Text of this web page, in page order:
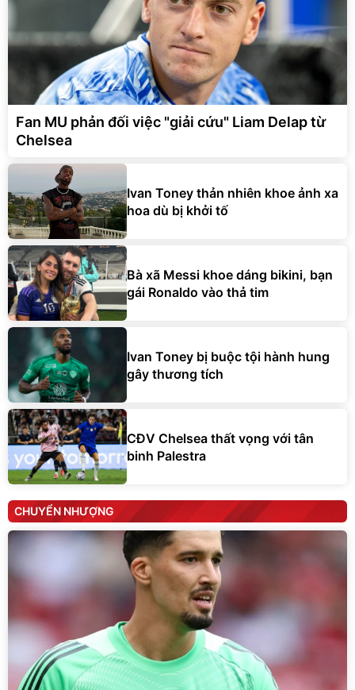
Fan MU phản đối việc "giải cứu" Liam Delap từ
Chelsea
Ivan Toney thản nhiên khoe ảnh xa
hoa dù bị khởi tố
Bà xã Messi khoe dáng bikini, bạn
gái Ronaldo vào thả tim
Ivan Toney bị buộc tội hành hung
gây thương tích
CĐV Chelsea thất vọng với tân
binh Palestra
CHUYỂN NHƯỢNG